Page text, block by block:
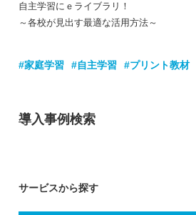
自主学習にｅライブラリ！
～各校が見出す最適な活用方法～
#家庭学習 #自主学習 #プリント教材
導入事例検索
サービスから探す